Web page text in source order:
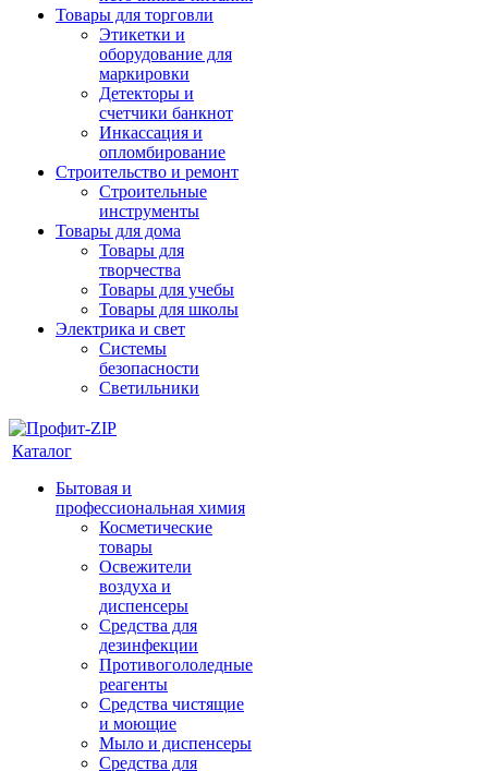
Товары для торговли
Этикетки и
оборудование для
маркировки
Детекторы и
счетчики банкнот
Инкассация и
опломбирование
Строительство и ремонт
Строительные
инструменты
Товары для дома
Товары для
творчества
Товары для учебы
Товары для школы
Электрика и свет
Системы
безопасности
Светильники
Каталог
Бытовая и
профессиональная химия
Косметические
товары
Освежители
воздуха и
диспенсеры
Средства для
дезинфекции
Противогололедные
реагенты
Средства чистящие
и моющие
Мыло и диспенсеры
Средства для